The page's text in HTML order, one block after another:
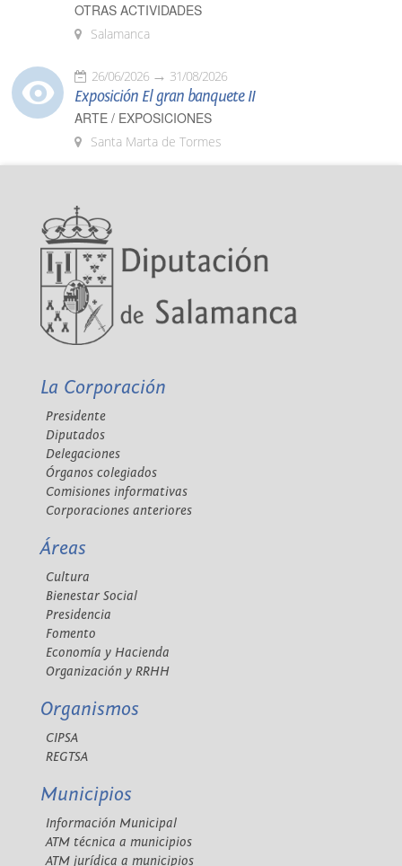
OTRAS ACTIVIDADES
Salamanca
26/06/2026 31/08/2026
Exposición El gran banquete II
ARTE / EXPOSICIONES
Santa Marta de Tormes
La Corporación
Presidente
Diputados
Delegaciones
Órganos colegiados
Comisiones informativas
Corporaciones anteriores
Áreas
Cultura
Bienestar Social
Presidencia
Fomento
Economía y Hacienda
Organización y RRHH
Organismos
CIPSA
REGTSA
Municipios
Información Municipal
ATM técnica a municipios
ATM jurídica a municipios